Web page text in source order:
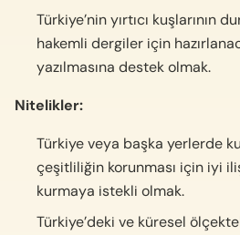
Türkiye’nin yırtıcı kuşlarının
hakemli dergiler için
yazılmasına destek olmak.
Nitelikler:
Türkiye veya başka yerlerde
çeşitliliğin korunması için iyi
kurmaya istekli olmak.
Türkiye’deki ve küresel